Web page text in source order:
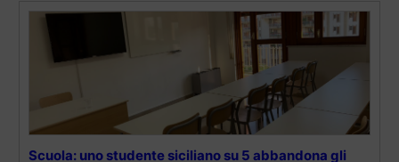
Scuola: uno studente siciliano su 5 abbandona gli